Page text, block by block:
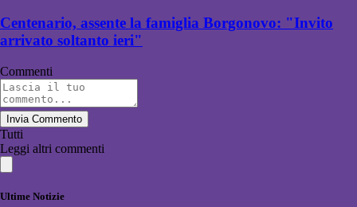
Centenario, assente la famiglia Borgonovo: "Invito
arrivato soltanto ieri"
Commenti
Invia Commento
Tutti
Leggi altri commenti
Ultime Notizie